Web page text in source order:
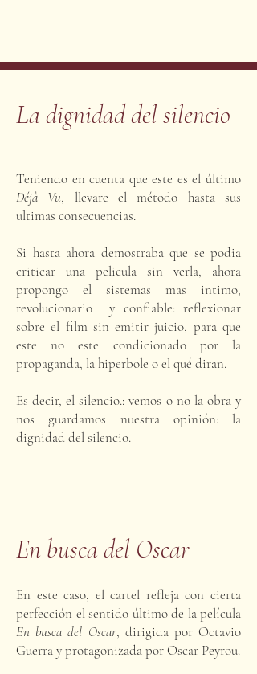
La dignidad del silencio
Teniendo en cuenta que este es el último
Déjà Vu, llevare el método hasta sus
ultimas consecuencias.
Si hasta ahora demostraba que se podia
criticar una pelicula sin verla, ahora
propongo el sistemas mas intimo,
revolucionario y confiable: reflexionar
sobre el film sin emitir juicio, para que
este no este condicionado por la
propaganda, la hiperbole o el qué diran.
Es decir, el silencio.: vemos o no la obra y
nos guardamos nuestra opinión: la
dignidad del silencio.
En busca del Oscar
En este caso, el cartel refleja con cierta
perfección el sentido último de la película
En busca del Oscar, dirigida por Octavio
Guerra y protagonizada por Oscar Peyrou.